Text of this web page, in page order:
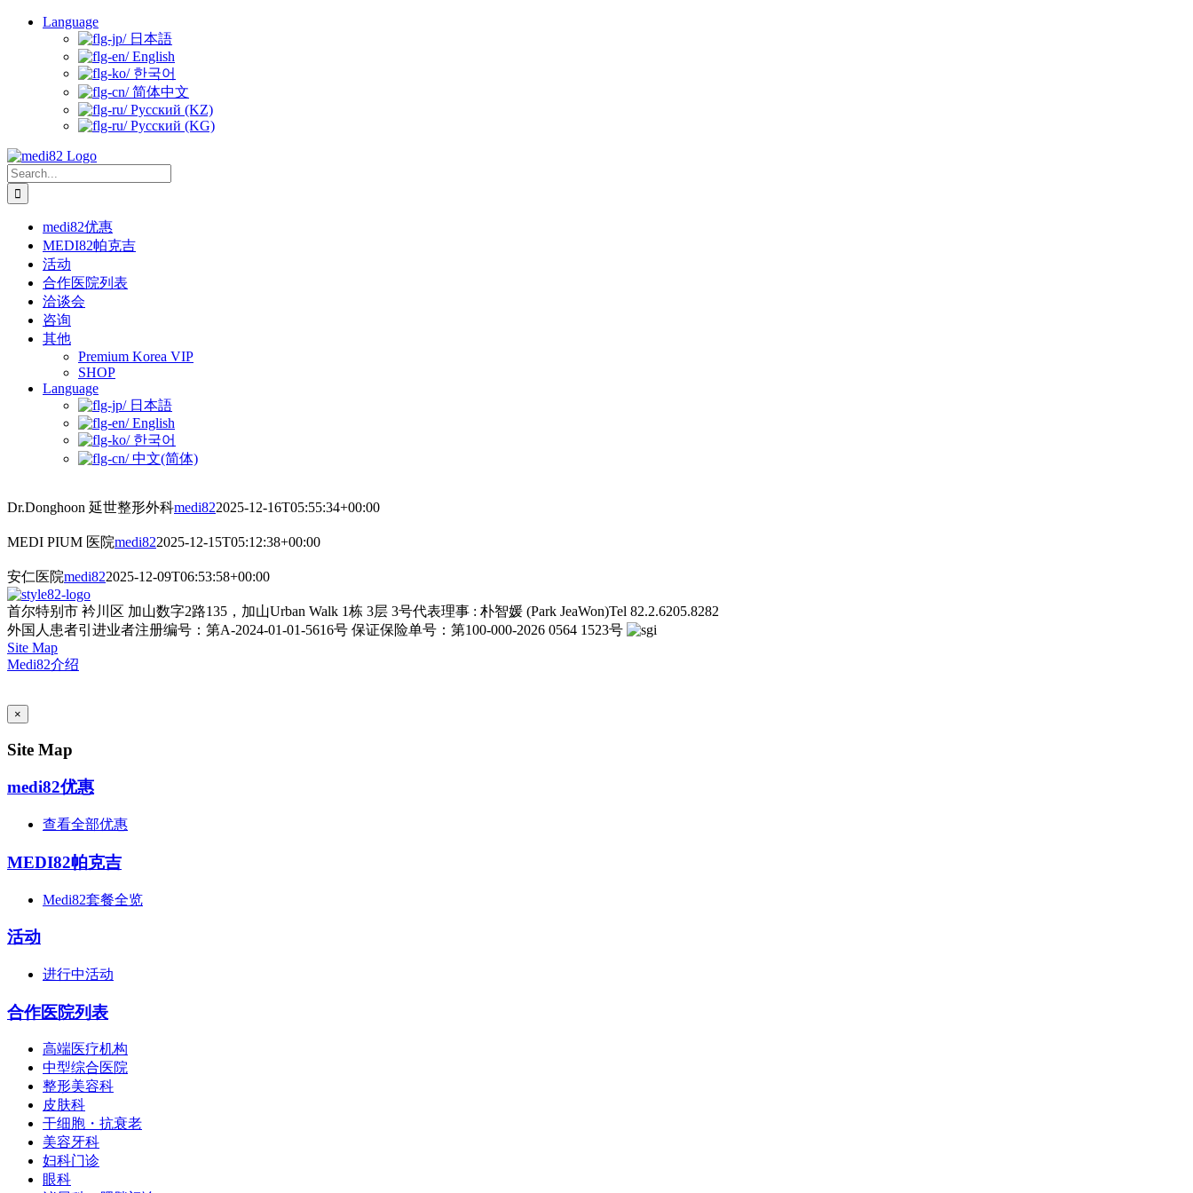
Skip
Language
日本語
English
한국어
简体中文
Русский (KZ)
Русский (KG)
Search
for:
medi82优惠
MEDI82帕克吉
活动
合作医院列表
洽谈会
咨询
其他
Premium Korea VIP
SHOP
Language
日本語
English
한국어
中文(简体)
Dr.Donghoon 延世整形外科medi822025-12-16T05:55:34+00:00
MEDI PIUM 医院medi822025-12-15T05:12:38+00:00
安仁医院medi822025-12-09T06:53:58+00:00
首尔特别市 衿川区 加山数字2路135，加山Urban Walk 1栋 3层 3号代表理事 : 朴智媛 (Park JeaWon)Tel 82.2.6205.8282
外国人患者引进业者注册编号：第A-2024-01-01-5616号 保证保险单号：第100-000-2026 0564 1523号
Site Map
Medi82介绍
×
Site Map
medi82优惠
查看全部优惠
MEDI82帕克吉
Medi82套餐全览
活动
进行中活动
合作医院列表
高端医疗机构
中型综合医院
整形美容科
皮肤科
干细胞・抗衰老
美容牙科
妇科门诊
眼科